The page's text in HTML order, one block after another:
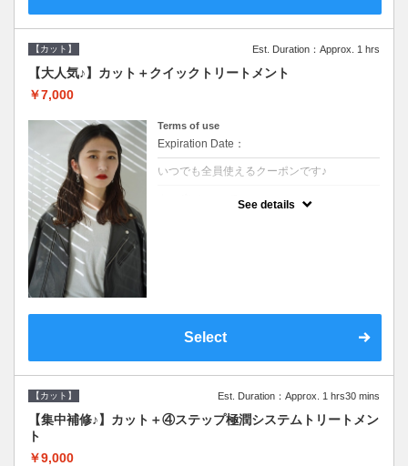
【カット】 Est. Duration：Approx. 1 hrs
【大人気♪】カット＋クイックトリートメント
￥7,000
Terms of use
Expiration Date：
いつでも全員使えるクーポンです♪
See details
Select
【カット】 Est. Duration：Approx. 1 hrs30 mins
【集中補修♪】カット＋④ステップ極潤システムトリートメン
ト
￥9,000